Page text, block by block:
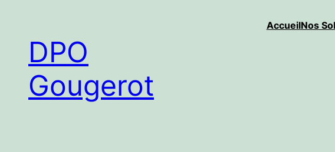
contenuDPO
Gougerot
AccueilNos